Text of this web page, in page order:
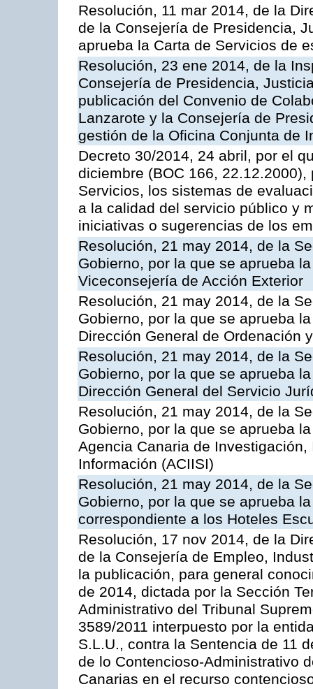
Resolución, 11 mar 2014, de la
de la Consejería de Presidencia,
aprueba la Carta de Servicios de
Resolución, 23 ene 2014, de la
Consejería de Presidencia,
publicación del Convenio de
Lanzarote y la Consejería de
gestión de la Oficina Conjunta de
Decreto 30/2014, 24 abril, por el
diciembre (BOC 166,
Servicios, los sistemas de
a la calidad del servicio público y
iniciativas o sugerencias de los
Resolución, 21 may 2014, de la
Gobierno, por la que se aprueba
Viceconsejería de Acción Exterior
Resolución, 21 may 2014, de la
Gobierno, por la que se aprueba
Dirección General de Ordenación
Resolución, 21 may 2014, de la
Gobierno, por la que se aprueba
Dirección General del Servicio
Resolución, 21 may 2014, de la
Gobierno, por la que se aprueba
Agencia Canaria de
Información (ACIISI)
Resolución, 21 may 2014, de la
Gobierno, por la que se aprueba
correspondiente a los Hoteles
Resolución, 17 nov 2014, de la
de la Consejería de Empleo,
la publicación, para general
de 2014, dictada por la Sección
Administrativo del Tribunal
3589/2011 interpuesto por la
S.L.U., contra la Sentencia de 11
de lo Contencioso-Administrativo
Canarias en el recurso